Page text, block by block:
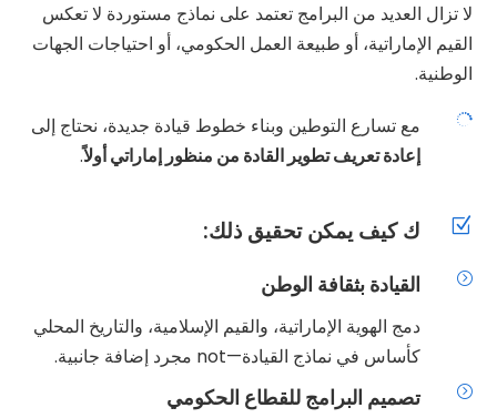
لا تزال العديد من البرامج تعتمد على نماذج مستوردة لا تعكس
القيم الإماراتية، أو طبيعة العمل الحكومي، أو احتياجات الجهات
الوطنية.

مع تسارع التوطين وبناء خطوط قيادة جديدة، نحتاج إلى
إعادة تعريف تطوير القادة من منظور إماراتي أولاً.
Z ك كيف يمكن تحقيق ذلك:
= القيادة بثقافة الوطن
دمج الهوية الإماراتية، والقيم الإسلامية، والتاريخ المحلي
كأساس في نماذج القيادة—not مجرد إضافة جانبية.
= تصميم البرامج للقطاع الحكومي